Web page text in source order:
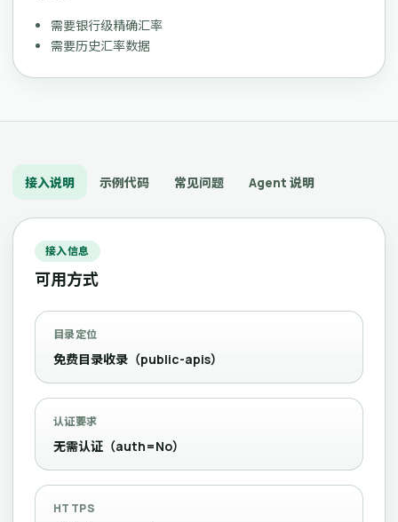
需要银行级精确汇率
需要历史汇率数据
接入说明 示例代码 常见问题 Agent 说明
接入信息
可用方式
目录定位
免费目录收录（public-apis）
认证要求
无需认证（auth=No）
HTTPS